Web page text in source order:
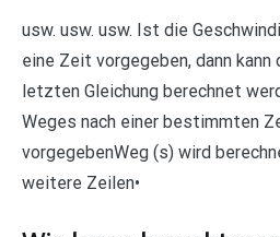
usw. usw. usw. Ist die
eine Zeit vorgegeben, dann kann
letzten Gleichung berechnet
Weges nach einer bestimmten
vorgegebenWeg (s) wird
weitere Zeilen•